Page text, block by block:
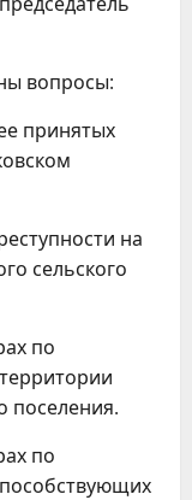
вопросы:
принятых
на
сельского
по
поселения.
по